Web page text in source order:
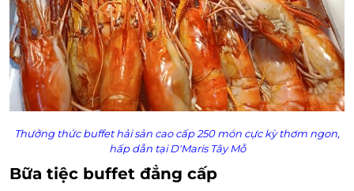
Thưởng thức buffethải sản cao cấp 250 món cực kỳ thơm ngon,
hấp dẫn tại D'Maris Tây Mỗ
Bữa tiệc buffet đẳng cấp